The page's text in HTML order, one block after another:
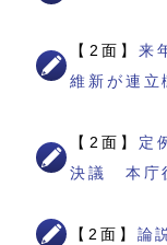
【2面】来
維新が連立
【2面】 定
決議 本庁
【2面】 論説